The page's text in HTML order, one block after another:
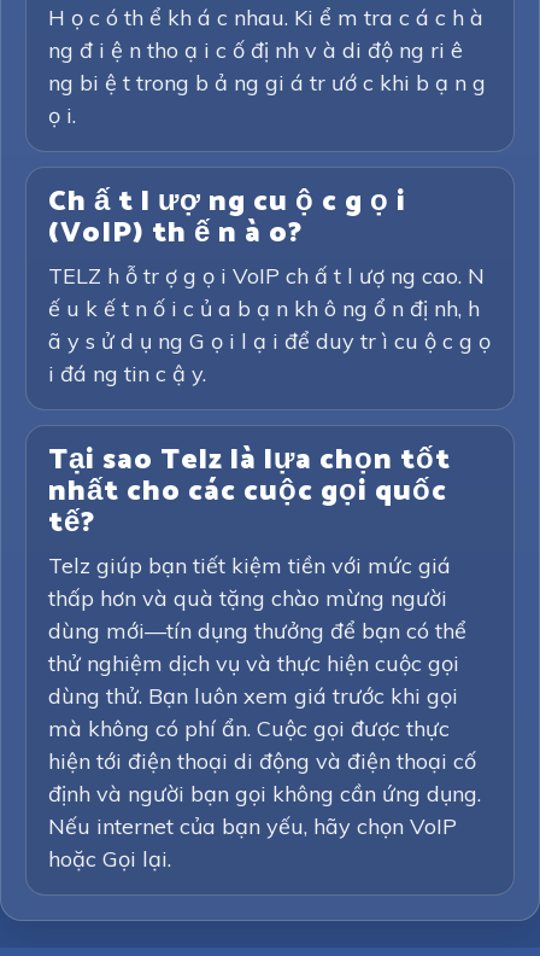
H ọ c ó th ể kh á c nhau. Ki ể m tra c á c h à
ng đ i ệ n tho ạ i c ố đị nh v à di độ ng ri ê
ng bi ệ t trong b ả ng gi á tr ướ c khi b ạ n g
ọ i.
Ch ấ t l ượ ng cu ộ c g ọ i
(VoIP) th ế n à o?
TELZ h ỗ tr ợ g ọ i VoIP ch ấ t l ượ ng cao. N
ế u k ế t n ố i c ủ a b ạ n kh ô ng ổ n đị nh, h
ã y s ử d ụ ng G ọ i l ạ i để duy tr ì cu ộ c g ọ
i đá ng tin c ậ y.
Tại sao Telz là lựa chọn tốt
nhất cho các cuộc gọi quốc
tế?
Telz giúp bạn tiết kiệm tiền với mức giá
thấp hơn và quà tặng chào mừng người
dùng mới—tín dụng thưởng để bạn có thể
thử nghiệm dịch vụ và thực hiện cuộc gọi
dùng thử. Bạn luôn xem giá trước khi gọi
mà không có phí ẩn. Cuộc gọi được thực
hiện tới điện thoại di động và điện thoại cố
định và người bạn gọi không cần ứng dụng.
Nếu internet của bạn yếu, hãy chọn VoIP
hoặc Gọi lại.